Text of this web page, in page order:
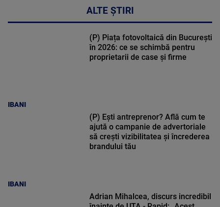
ALTE ȘTIRI
IBANI
(P) Piața fotovoltaică din București
în 2026: ce se schimbă pentru
proprietarii de case și firme
IBANI
(P) Ești antreprenor? Află cum te
ajută o campanie de advertoriale
să crești vizibilitatea și încrederea
brandului tău
Adrian Mihalcea, discurs incredibil